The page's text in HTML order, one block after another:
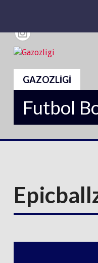
GAZOZLIGI
Futbol